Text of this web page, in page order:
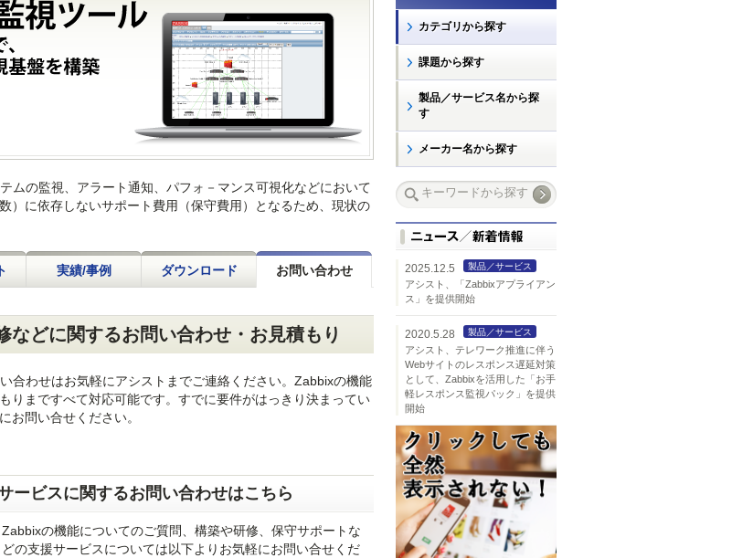
ムの監視、アラート通知、パフォ－マンス可視化などにおいて
）に依存しないサポート費用（保守費用）となるため、現状の
実績/事例 ダウンロード お問い合わせ
どに関するお問い合わせ・お見積もり
合わせはお気軽にアシストまでご連絡ください。Zabbixの機能
りまですべて対応可能です。すでに要件がはっきり決まってい
お問い合せください。
ービスに関するお問い合わせはこちら
Zabbixの機能についてのご質問、構築や研修、保守サポートな
どの支援サービスについては以下よりお気軽にお問い合せくだ
カテゴリから探す
課題から探す
製品／サービス名から探
す
メーカー名から探す
2025.12.5 製品／サービス
アシスト、「Zabbixアプライアン
ス」を提供開始
2020.5.28 製品／サービス
アシスト、テレワーク推進に伴う
Webサイトのレスポンス遅延対策
として、Zabbixを活用した「お手
軽レスポンス監視パック」を提供
開始